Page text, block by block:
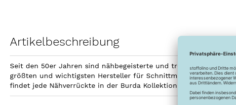
Artikelbeschreibung
Seit den 50er Jahren sind nähbegeisterte und trendbewusste
größten und wichtigsten Hersteller für Schnittmuster. Bis
findet jede Nähverrückte in der Burda Kollektion den passenden